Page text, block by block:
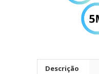
Descrição